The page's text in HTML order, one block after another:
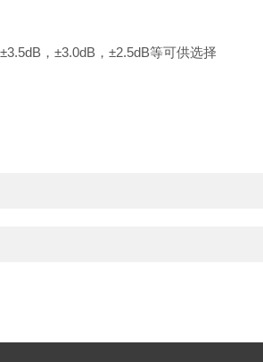
，±3.0dB，±2.5dB等可供选择